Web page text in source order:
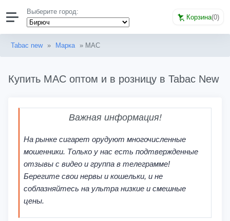
Выберите город:
Корзина(0)
Tabac new » Марка » MAC
Купить MAC оптом и в розницу в Tabac New
Важная информация!
На рынке сигарет орудуют многочисленные
мошенники. Только у нас есть подтвержденные
отзывы с видео и группа в телеграмме!
Берегите свои нервы и кошельки, и не
соблазняйтесь на ультра низкие и смешные
цены.